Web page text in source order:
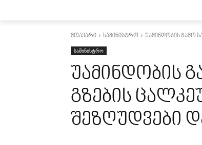
მთავარი სამინისტრო უამინდობის გამო
სამინისტრო
უამინდობის
გზების
შეზღუდვები